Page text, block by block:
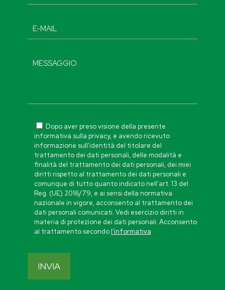
Dopo aver preso visione della presente
informativa sulla privacy, e avendo ricevuto
informazione sull’identità del titolare del
trattamento dei dati personali, delle modalità e
finalità del trattamento dei dati personali, dei miei
diritti rispetto al trattamento dei dati personali e
comunque di tutto quanto indicato nell’art. 13 del
Reg. (UE) 2016/79, e ai sensi della normativa
nazionale in vigore, acconsento al trattamento dei
dati personali comunicati. Vedi esercizio diritti in
materia di protezione dei dati personali: Acconsento
al trattamento secondol’informativa